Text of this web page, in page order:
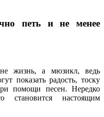
петь и не менее
жизнь, а мюзикл, ведь
показать радость, тоску
помощи песен. Нередко
становится настоящим